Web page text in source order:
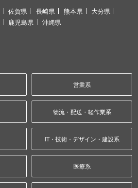
佐賀県 長崎県 熊本県
大分県
鹿児島県 沖縄県
営業系
物流・配送・軽作業系
IT・技術・デザイン・建設系
医療系